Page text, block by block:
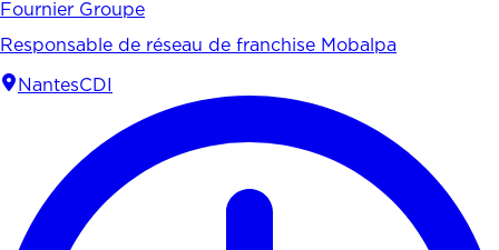
Fournier Groupe
Responsable de réseau de franchise Mobalpa
NantesCDI